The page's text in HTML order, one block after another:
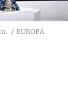
EUROPA